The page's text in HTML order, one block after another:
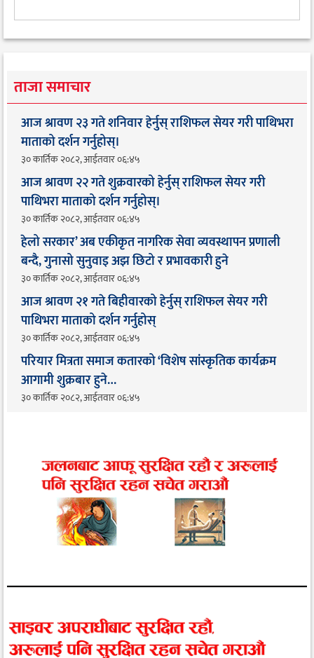
ताजा समाचार
आज श्रावण २३ गते शनिवार हेर्नुस् राशिफल सेयर गरी पाथिभरा
माताको दर्शन गर्नुहोस्।
३० कार्तिक २०८२, आईतवार ०६:४५
आज श्रावण २२ गते शुक्रवारको हेर्नुस् राशिफल सेयर गरी
पाथिभरा माताको दर्शन गर्नुहोस्।
३० कार्तिक २०८२, आईतवार ०६:४५
हेलो सरकार’ अब एकीकृत नागरिक सेवा व्यवस्थापन प्रणाली
बन्दै, गुनासो सुनुवाइ अझ छिटो र प्रभावकारी हुने
३० कार्तिक २०८२, आईतवार ०६:४५
आज श्रावण २१ गते बिहीवारको हेर्नुस् राशिफल सेयर गरी
पाथिभरा माताको दर्शन गर्नुहोस्
३० कार्तिक २०८२, आईतवार ०६:४५
परियार मित्रता समाज कतारको ‘विशेष सांस्कृतिक कार्यक्रम
आगामी शुक्रबार हुने…
३० कार्तिक २०८२, आईतवार ०६:४५